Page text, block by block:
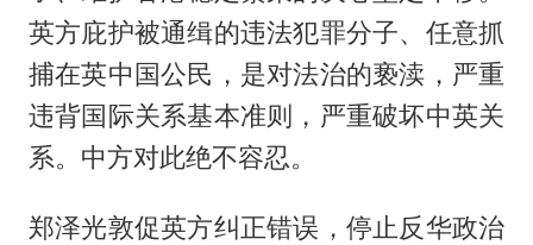
英方庇护被通缉的违法犯罪分子、任意抓
捕在英中国公民，是对法治的亵渎，严重
违背国际关系基本准则，严重破坏中英关
系。中方对此绝不容忍。
郑泽光敦促英方纠正错误，停止反华政治